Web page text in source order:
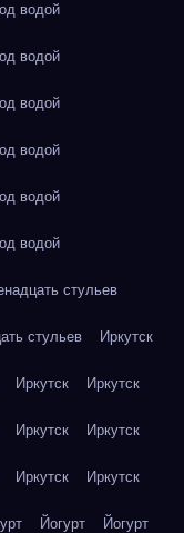
водой
водой
водой
водой
водой
водой
стульев
стульев Иркутск
Иркутск Иркутск
Иркутск Иркутск
Иркутск Иркутск
Йогурт Йогурт